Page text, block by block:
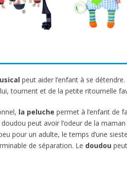
peut aider l’enfant à se
tournent et de la petite ritournelle
la peluche permet à l’enfant de
peut avoir l’odeur de la
pour un adulte, le temps d’une
de séparation. Le doudou